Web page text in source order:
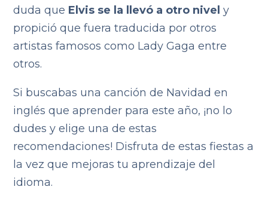
duda que Elvis se la llevó a otro nivel y
propició que fuera traducida por otros
artistas famosos como Lady Gaga entre
otros.
Si buscabas una canción de Navidad en
inglés que aprender para este año, ¡no lo
dudes y elige una de estas
recomendaciones! Disfruta de estas fiestas a
la vez que mejoras tu aprendizaje del
idioma.